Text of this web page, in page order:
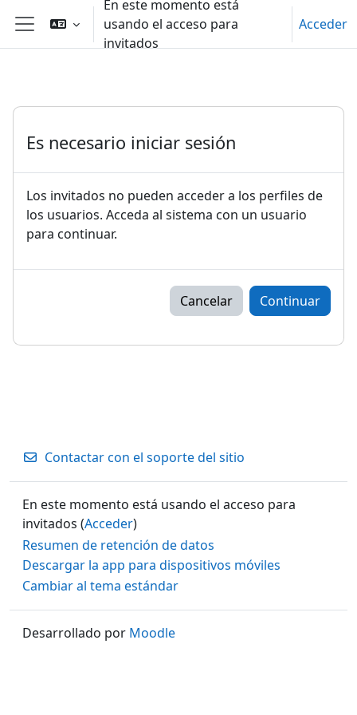
Salta al contenido principal
Panel lateral
En este momento está
usando el acceso para
invitados
Acceder
Es necesario iniciar sesión
Los invitados no pueden acceder a los perfiles de
los usuarios. Acceda al sistema con un usuario
para continuar.
Cancelar Continuar
Contactar con el soporte del sitio
En este momento está usando el acceso para
invitados (Acceder)
Resumen de retención de datos
Descargar la app para dispositivos móviles
Cambiar al tema estándar
Desarrollado por Moodle